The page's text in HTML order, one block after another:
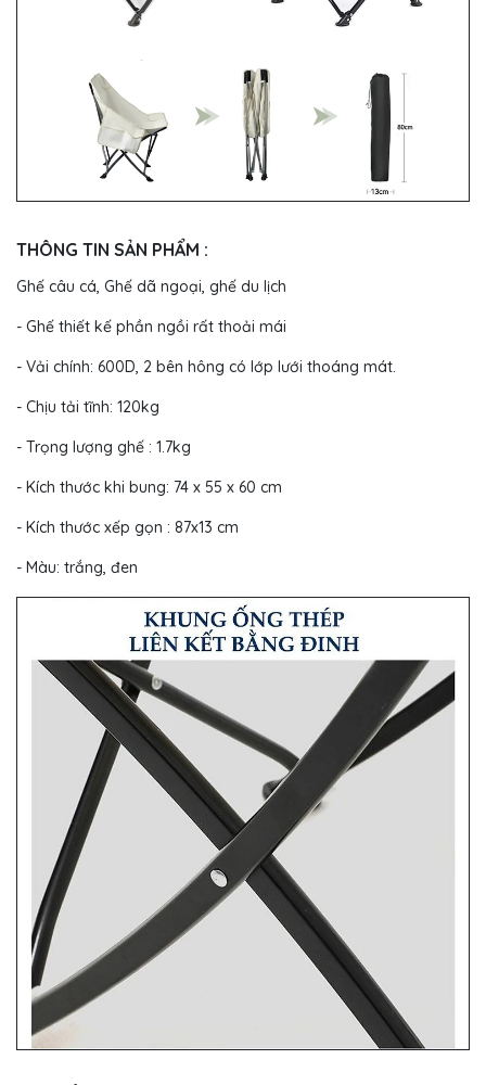
THÔNG TIN SẢN PHẨM :
Ghế câu cá, Ghế dã ngoại, ghế du lịch
- Ghế thiết kế phần ngồi rất thoải mái
- Vải chính: 600D, 2 bên hông có lớp lưới thoáng mát.
- Chịu tải tĩnh: 120kg
- Trọng lượng ghế : 1.7kg
- Kích thước khi bung: 74 x 55 x 60 cm
- Kích thước xếp gọn : 87x13 cm
- Màu: trắng, đen